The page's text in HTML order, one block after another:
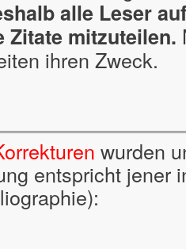
alle Leser
Zitate mitzuteilen.
ihren Zweck.
wurden
entspricht jener